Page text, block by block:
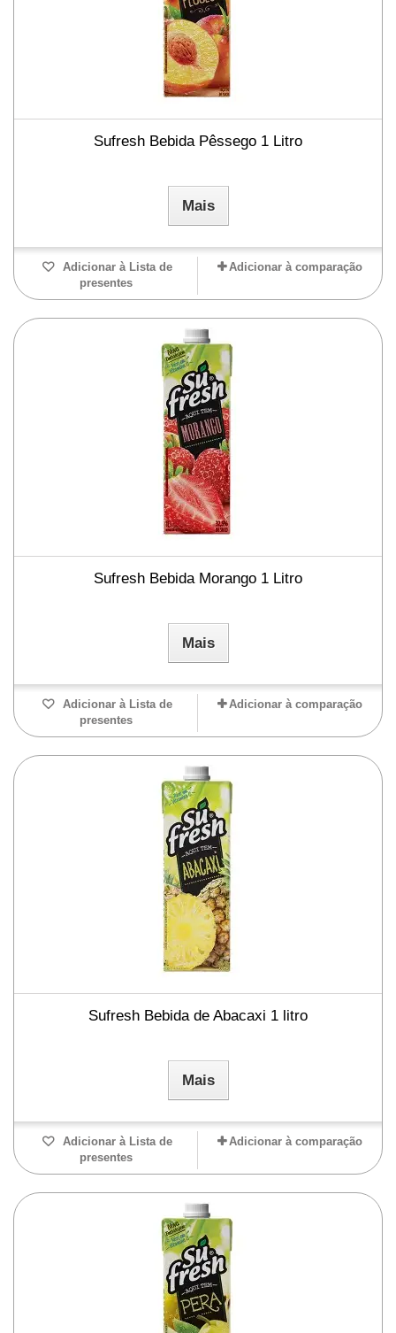
Sufresh Bebida Pêssego 1 Litro
Mais
Adicionar à Lista de
presentes
Adicionar à comparação
Sufresh Bebida Morango 1 Litro
Mais
Adicionar à Lista de
presentes
Adicionar à comparação
Sufresh Bebida de Abacaxi 1 litro
Mais
Adicionar à Lista de
presentes
Adicionar à comparação